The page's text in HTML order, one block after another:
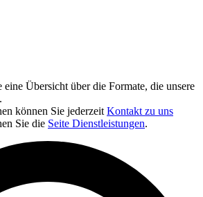
Übersicht über die Formate, die unsere
können Sie jederzeit Kontakt zu uns
Sie die Seite Dienstleistungen.